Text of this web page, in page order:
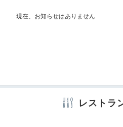
テレビ 冷蔵庫 エアコン スリッ
レストラ